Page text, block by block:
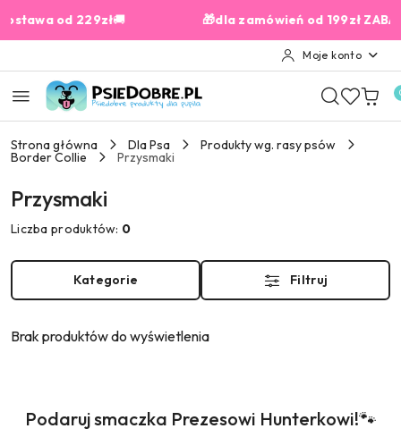
Przejdź do treści głównej
Przejdź do wyszukiwarki
Przejdź do moje konto
Przejdź do menu głównego
Przejdź do stopki
od 229zł🚚 🎁dla zamówień od 199zł ZABAWKA
Moje konto
Strona główna Dla Psa Produkty wg. rasy psów
Border Collie Przysmaki
Przysmaki
Liczba produktów: 0
Kategorie Filtruj
Brak produktów do wyświetlenia
Pomiń karuzelę produktów
Produkty
Podaruj smaczka Prezesowi Hunterkowi!🐾